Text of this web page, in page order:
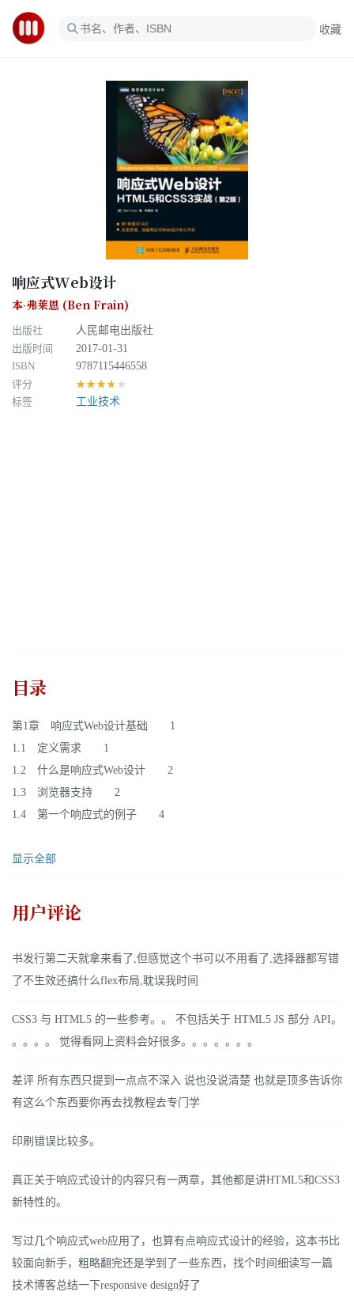
收藏
响应式Web设计
本·弗莱恩 (Ben Frain)
出版社
人民邮电出版社
出版时间
2017-01-31
ISBN
9787115446558
评分
★★★★★
标签 工业技术
目录
第1章 响应式Web设计基础 1
1.1 定义需求 1
1.2 什么是响应式Web设计 2
1.3 浏览器支持 2
1.4 第一个响应式的例子 4
显示全部
用户评论
书发行第二天就拿来看了,但感觉这个书可以不用看了,选择器都写错
了不生效还搞什么flex布局,耽误我时间
CSS3 与 HTML5 的一些参考。。 不包括关于 HTML5 JS 部分 API。
。。。。 觉得看网上资料会好很多。。。。。。。
差评 所有东西只提到一点点不深入 说也没说清楚 也就是顶多告诉你
有这么个东西要你再去找教程去专门学
印刷错误比较多。
真正关于响应式设计的内容只有一两章，其他都是讲HTML5和CSS3
新特性的。
写过几个响应式web应用了，也算有点响应式设计的经验，这本书比
较面向新手，粗略翻完还是学到了一些东西，找个时间细读写一篇
技术博客总结一下responsive design好了